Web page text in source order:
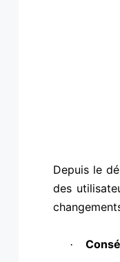
Depuis le
des
·